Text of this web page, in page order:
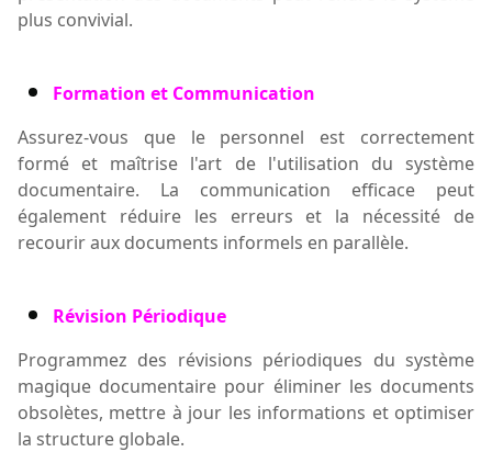
plus convivial.
Formation et Communication
Assurez-vous que le personnel est correctement
formé et maîtrise l'art de l'utilisation du système
documentaire. La communication efficace peut
également réduire les erreurs et la nécessité de
recourir aux documents informels en parallèle.
Révision Périodique
Programmez des révisions périodiques du système
magique documentaire pour éliminer les documents
obsolètes, mettre à jour les informations et optimiser
la structure globale.